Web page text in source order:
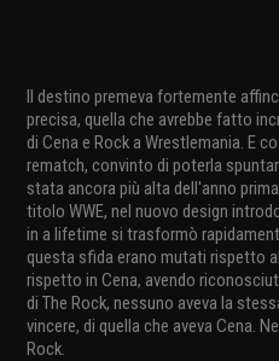
Il destino premeva fortemente
precisa, quella che avrebbe fatto
di Cena e Rock a Wrestlemania. E
rematch, convinto di poterla
stata ancora più alta dell'anno
titolo WWE, nel nuovo design
in a lifetime si trasformò
questa sfida erano mutati rispetto
rispetto in Cena, avendo
di The Rock, nessuno aveva la
vincere, di quella che aveva Cena.
Rock.